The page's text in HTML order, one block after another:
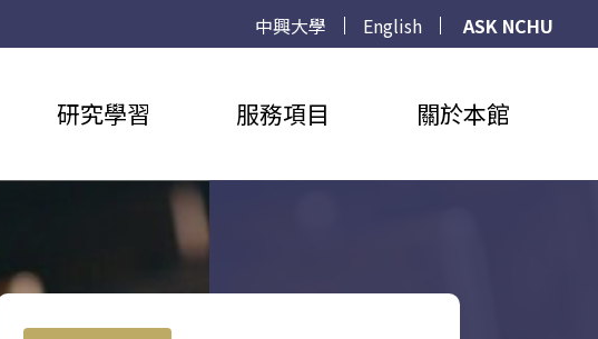
中興大學 English
ASK NCHU
研究學習 服務項目 關於本館